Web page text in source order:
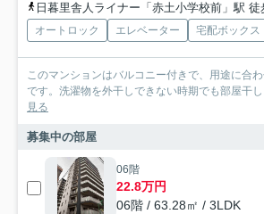
日暮里舎人ライナー「赤土小学校前」駅 徒
オートロック エレベーター 宅配ボックス
このマンションはバルコニー付きで、用途に合
です。洗濯物を外干しできない時期でも部屋干
見る
募集中の部屋
06階
22.8万円
06階 / 63.28㎡ / 3LDK